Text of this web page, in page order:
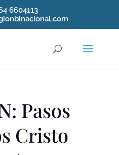
6604113
Pasos
Cristo